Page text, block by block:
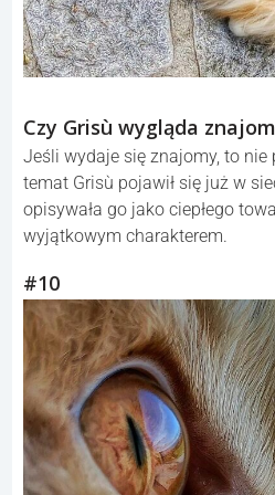
Czy Grisù wygląda
Jeśli wydaje się znajomy, to nie
temat Grisù pojawił się już w
opisywała go jako ciepłego
wyjątkowym charakterem.
#10